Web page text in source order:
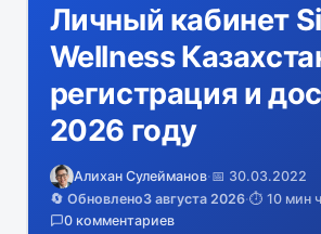
Личный кабинет
Wellness
регистрация и
2026 году
Алихан Сулейманов·📅 30.03.2022
🔄 Обновлено3 августа 2026·⏱️ 10 мин
0 комментариев